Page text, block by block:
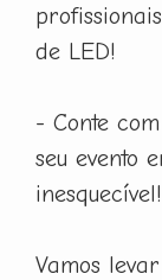
de LED!
- Conte
seu evento
inesquecível!
Vamos